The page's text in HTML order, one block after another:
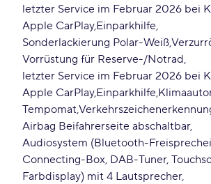
letzter Service im Februar 2026 bei
Apple CarPlay Einparkhilfe
Sonderlackierung Polar-Weiß
Vorrüstung für Reserve-/Notrad
letzter Service im Februar 2026 bei
Apple CarPlay Einparkhilfe
Tempomat
Airbag Beifahrerseite abschaltbar
Audiosystem (Bluetooth-
Connecting-Box, DAB-Tuner,
Farbdisplay) mit 4 Lautsprecher